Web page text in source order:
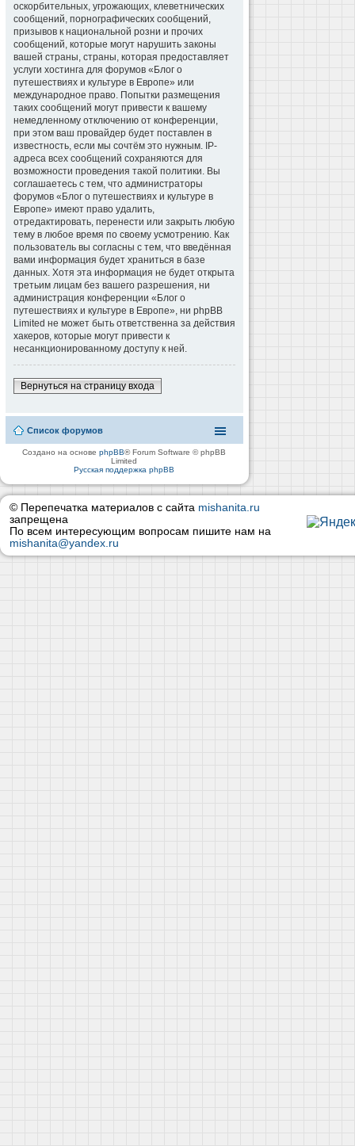
оскорбительных, угрожающих, клеветнических
сообщений, порнографических сообщений,
призывов к национальной розни и прочих
сообщений, которые могут нарушить законы
вашей страны, страны, которая предоставляет
услуги хостинга для форумов «Блог о
путешествиях и культуре в Европе» или
международное право. Попытки размещения
таких сообщений могут привести к вашему
немедленному отключению от конференции,
при этом ваш провайдер будет поставлен в
известность, если мы сочтём это нужным. IP-
адреса всех сообщений сохраняются для
возможности проведения такой политики. Вы
соглашаетесь с тем, что администраторы
форумов «Блог о путешествиях и культуре в
Европе» имеют право удалить,
отредактировать, перенести или закрыть любую
тему в любое время по своему усмотрению. Как
пользователь вы согласны с тем, что введённая
вами информация будет храниться в базе
данных. Хотя эта информация не будет открыта
третьим лицам без вашего разрешения, ни
администрация конференции «Блог о
путешествиях и культуре в Европе», ни phpBB
Limited не может быть ответственна за действия
хакеров, которые могут привести к
несанкционированному доступу к ней.
Вернуться на страницу входа
Список форумов
Создано на основеphpBB® Forum Software © phpBB
Limited
Русская поддержка phpBB
© Перепечатка материалов с сайта mishanita.ru
запрещена
По всем интересующим вопросам пишите нам на
mishanita@yandex.ru